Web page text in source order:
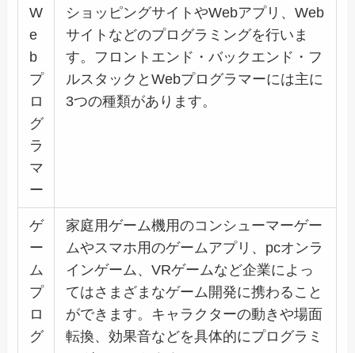
W
e
b
プ
ロ
グ
ラ
マ
ー
ショッピングサイトやWebアプリ、Web
サイトなどのプログラミングを行いま
す。フロントエンド・バックエンド・フ
ルスタックとWebプログラマーには主に
3つの種類があります。
ゲ
ー
ム
プ
ロ
グ
家庭用ゲーム機用のコンシューマーゲー
ムやスマホ用のゲームアプリ、pcオンラ
インゲーム、VRゲームなど企業によっ
てはさまざまなゲーム開発に携わること
ができます。キャラクターの動きや場面
転換、効果音などを具体的にプログラミ